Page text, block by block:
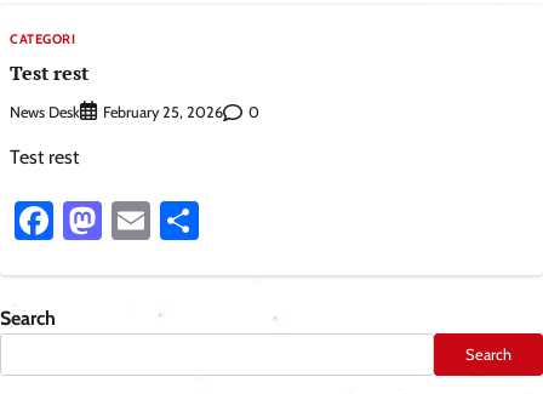
CATEGORI
Test rest
News Desk February 25, 2026 0
Test rest
Facebook
Mastodon
Email
Search
Search